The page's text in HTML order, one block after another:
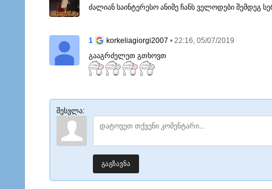
ძალიან საინტერესო ანიმე ჩანს ველოდები შემდეგ
1 korkeliagiorgi2007 • 22:16, 05/07/2019
გააგრძელეთ გთხოვთ
შესვლა:
გაგზავნა